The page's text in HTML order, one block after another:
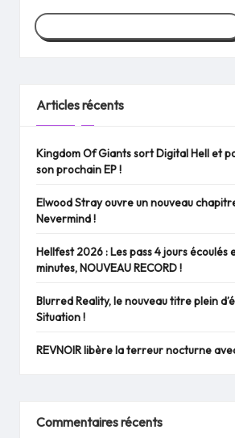
Articles récents
Kingdom Of Giants sort Digital Hell et
son prochain EP !
Elwood Stray ouvre un nouveau
Nevermind !
Hellfest 2026 : Les pass 4 jours écoulés
minutes, NOUVEAU RECORD !
Blurred Reality, le nouveau titre plein
Situation !
REVNOIR libère la terreur nocturne
Commentaires récents